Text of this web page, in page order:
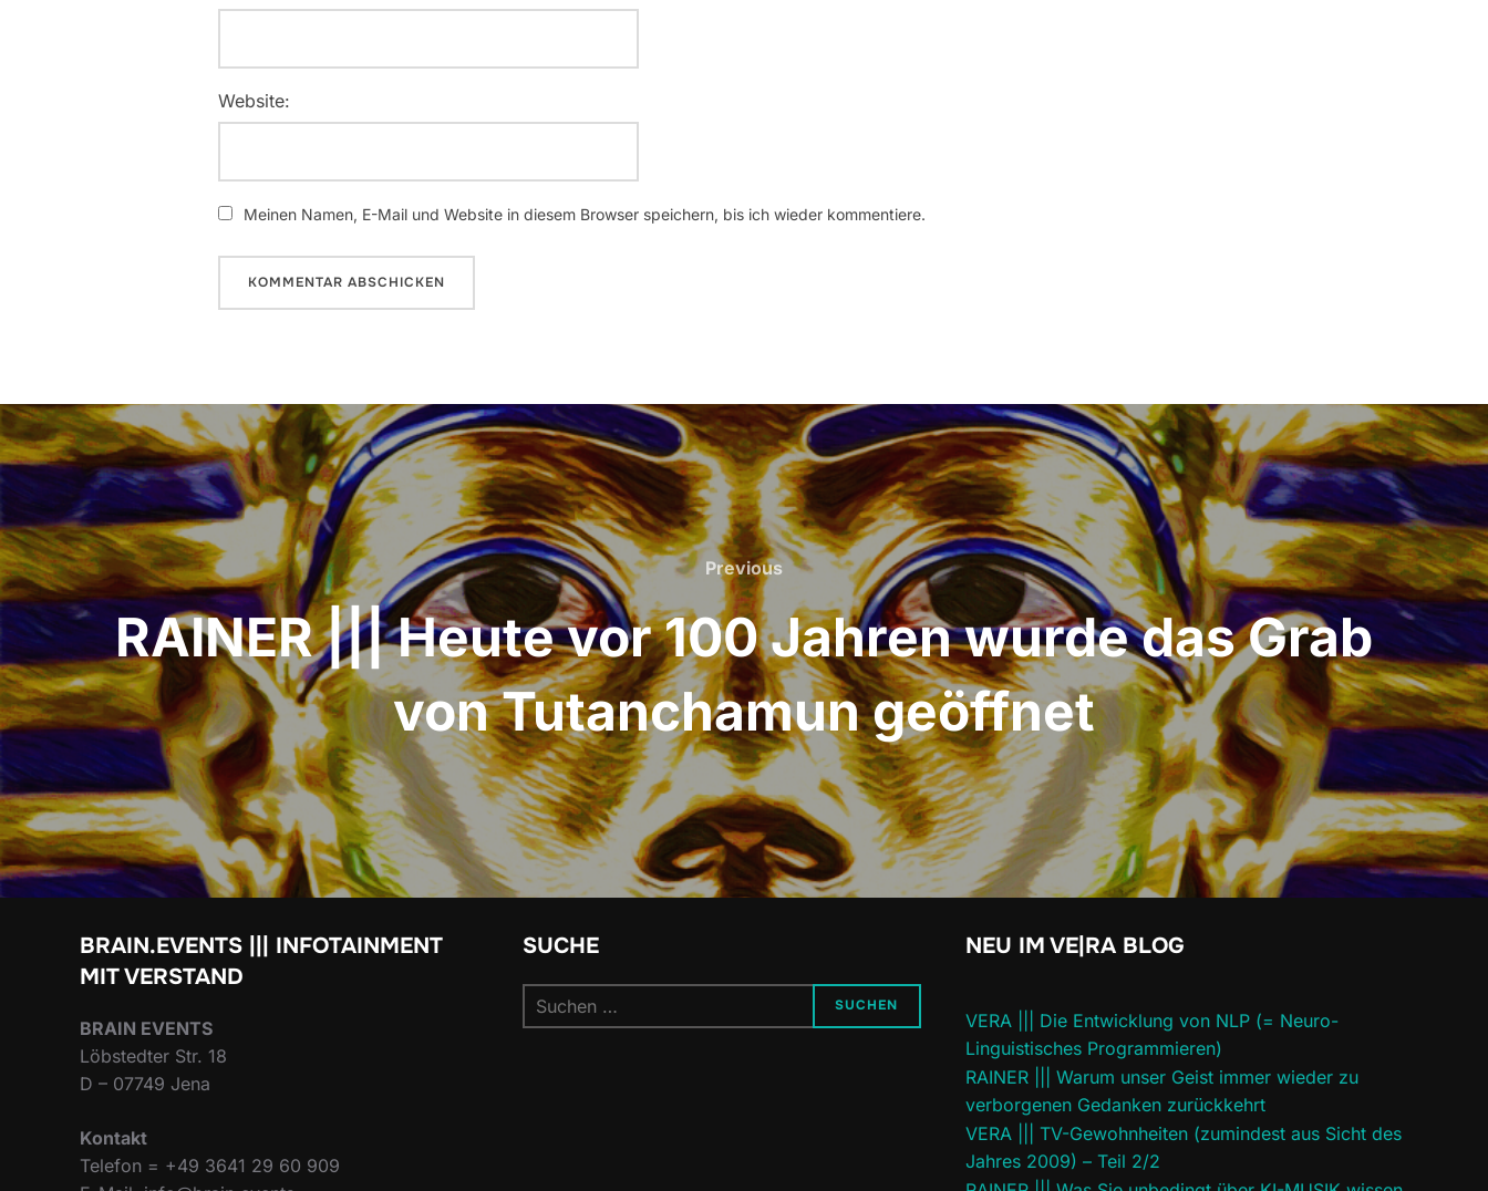
Website:
Meinen Namen, E-Mail und Website in diesem Browser speichern, bis ich wieder kommentiere.
Beitrags-
Navigation
Previous
Previous
RAINER ||| Heute vor 100 Jahren wurde das Grab
von Tutanchamun geöffnet
BRAIN.EVENTS ||| INFOTAINMENT
MIT VERSTAND
BRAIN EVENTS
Löbstedter Str. 18
D – 07749 Jena
Kontakt
Telefon = +49 3641 29 60 909
SUCHE
Suchen
nach:
SUCHEN
NEU IM VE|RA BLOG
VERA ||| Die Entwicklung von NLP (= Neuro-
Linguistisches Programmieren)
RAINER ||| Warum unser Geist immer wieder zu
verborgenen Gedanken zurückkehrt
VERA ||| TV-Gewohnheiten (zumindest aus Sicht des
Jahres 2009) – Teil 2/2